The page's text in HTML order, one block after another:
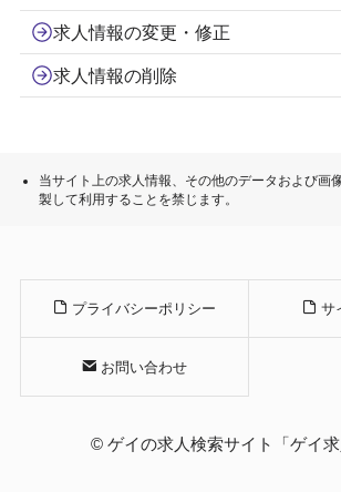
求人情報の変更・修正
求人情報の削除
当サイト上の求人情報、その他のデータおよび画
製して利用することを禁じます。
プライバシーポリシー サ
お問い合わせ
©ゲイの求人検索サイト「ゲイ求